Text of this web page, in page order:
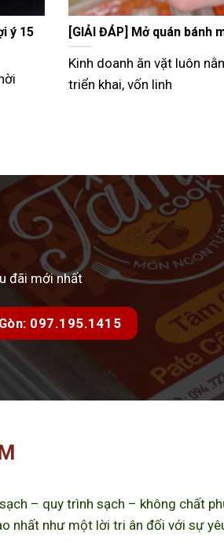
là
Tư vấn bán bánh mì que
Hiện nay, nhiều người lựa
que vỉa hè như
đãi mới nhất
097.195.1415
– quy trình sạch – không chất
nhất như một lời tri ân đối với sự